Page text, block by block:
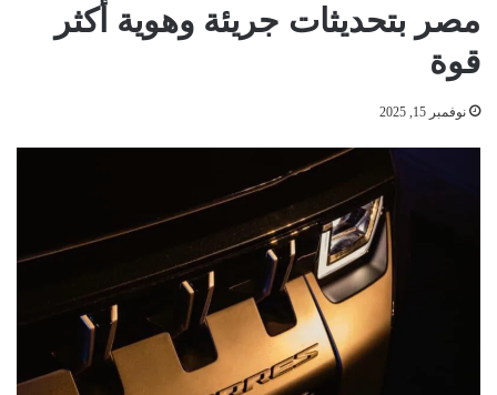
مصر بتحديثات جريئة وهوية أكثر
قوة
نوفمبر 15, 2025